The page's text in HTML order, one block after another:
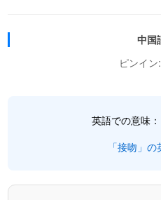
中国
ピンイ
英語での意味：
「接吻」